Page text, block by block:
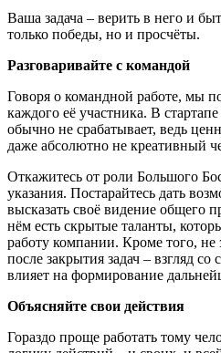
Ваша задача – верить в него и
только победы, но и просчёты.
Разговаривайте с командой
Говоря о командной работе, мы
каждого её участника. В
обычно не срабатывает, ведь
даже абсолютно не креативный
Откажитесь от роли Большого
указания. Постарайтесь дать
высказать своё видение общего
нём есть скрытые таланты,
работу компании. Кроме того, не
после закрытия задач – взгляд
влияет на формирование
Объясняйте свои действия
Гораздо проще работать тому